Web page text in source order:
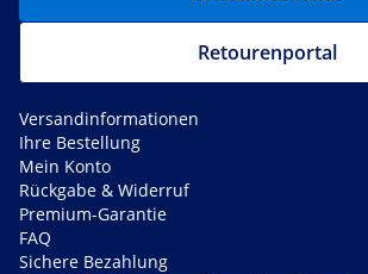
Retourenportal
Versandinformationen
Ihre Bestellung
Mein Konto
Rückgabe & Widerruf
Premium-Garantie
FAQ
Sichere Bezahlung